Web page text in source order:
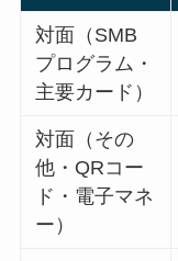
対面（SMB
プログラム・
主要カード）
対面（その
他・QRコー
ド・電子マネ
ー）